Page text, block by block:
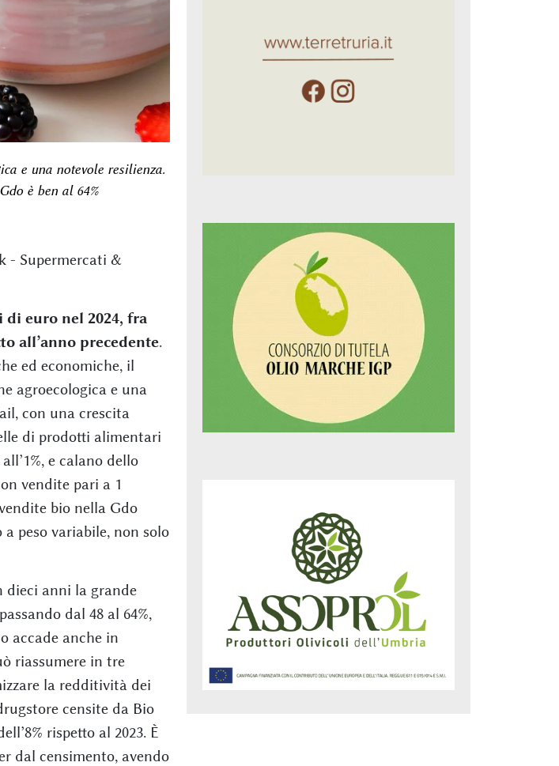
e una notevole resilienza.
è ben al 64%
- Supermercati &
euro nel 2024, fra
all’anno precedente.
ed economiche, il
agroecologica e una
con una crescita
di prodotti alimentari
e calano dello
vendite pari a 1
bio nella Gdo
peso variabile, non solo
anni la grande
dal 48 al 64%,
accade anche in
riassumere in tre
la redditività dei
censite da Bio
rispetto al 2023. È
dal censimento, avendo